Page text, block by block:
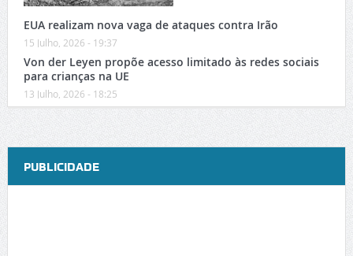
EUA realizam nova vaga de ataques contra Irão
15 Julho, 2026 - 19:37
Von der Leyen propõe acesso limitado às redes sociais
para crianças na UE
13 Julho, 2026 - 18:25
PUBLICIDADE